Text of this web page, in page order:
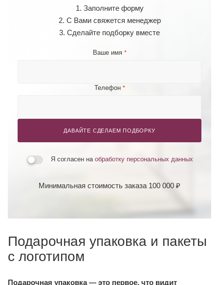
1. Заполните форму
2. С Вами свяжется менеджер
3. Сделайте подборку вместе
Ваше имя *
Телефон *
ДАВАЙТЕ СДЕЛАЕМ ПОДБОРКУ
Я согласен на обработку персональных данных
Минимальная стоимость заказа 100 000 ₽
Подарочная упаковка и пакеты
с логотипом
Подарочная упаковка — это первое, что видит